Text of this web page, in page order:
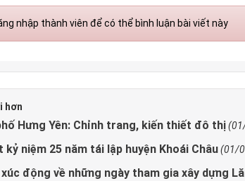
nhập thành viên để có thể bình luận bài viết này
hơn
Hưng Yên: Chỉnh trang, kiến thiết đô thị
kỷ niệm 25 năm tái lập huyện Khoái Châu(01/
động về những ngày tham gia xây dựng